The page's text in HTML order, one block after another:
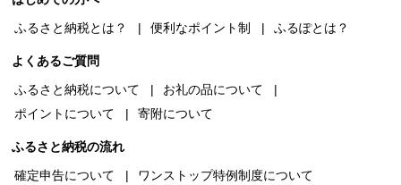
ふるさと納税とは？
便利なポイント制 ふるぽとは？
よくあるご質問
ふるさと納税について
お礼の品について
ポイントについて
寄附について
ふるさと納税の流れ
確定申告について
ワンストップ特例制度について